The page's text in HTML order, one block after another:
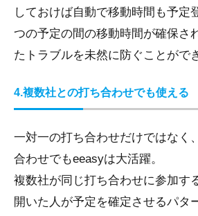
しておけば自動で移動時間も予定
つの予定の間の移動時間が確保さ
たトラブルを未然に防ぐことがで
4.複数社との打ち合わせでも使える
一対一の打ち合わせだけではなく
合わせでもeeasyは大活躍。
複数社が同じ打ち合わせに参加す
開いた人が予定を確定させるパタ